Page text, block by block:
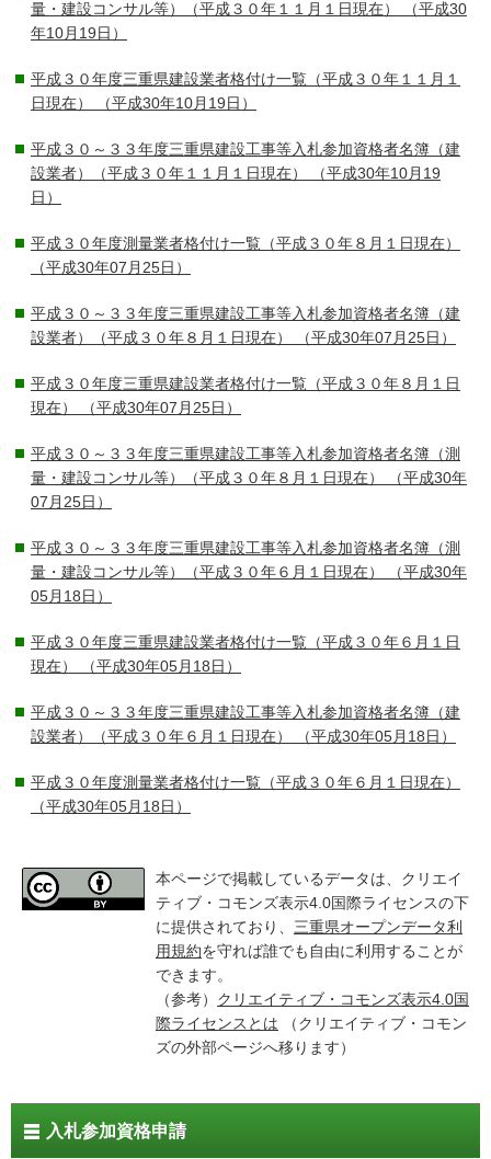
量・建設コンサル等）（平成３０年１１月１日現在）
（平成30
年10月19日）
平成３０年度三重県建設業者格付け一覧（平成３０年１１月１
日現在）
（平成30年10月19日）
平成３０～３３年度三重県建設工事等入札参加資格者名簿（建
設業者）（平成３０年１１月１日現在）
（平成30年10月19
日）
平成３０年度測量業者格付け一覧（平成３０年８月１日現在）
（平成30年07月25日）
平成３０～３３年度三重県建設工事等入札参加資格者名簿（建
設業者）（平成３０年８月１日現在）
（平成30年07月25日）
平成３０年度三重県建設業者格付け一覧（平成３０年８月１日
現在）
（平成30年07月25日）
平成３０～３３年度三重県建設工事等入札参加資格者名簿（測
量・建設コンサル等）（平成３０年８月１日現在）
（平成30年
07月25日）
平成３０～３３年度三重県建設工事等入札参加資格者名簿（測
量・建設コンサル等）（平成３０年６月１日現在）
（平成30年
05月18日）
平成３０年度三重県建設業者格付け一覧（平成３０年６月１日
現在）
（平成30年05月18日）
平成３０～３３年度三重県建設工事等入札参加資格者名簿（建
設業者）（平成３０年６月１日現在）
（平成30年05月18日）
平成３０年度測量業者格付け一覧（平成３０年６月１日現在）
（平成30年05月18日）
本ページで掲載しているデータは、クリエイ
ティブ・コモンズ表示4.0国際ライセンスの下
に提供されており、 三重県オープンデータ利
用規約を守れば誰でも自由に利用することが
できます。
（参考） クリエイティブ・コモンズ表示4.0国
際ライセンスとは
（クリエイティブ・コモン
ズの外部ページへ移ります）
入札参加資格申請